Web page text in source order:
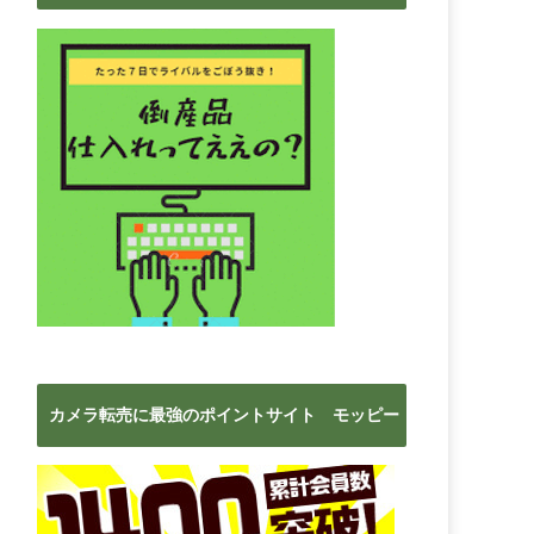
カメラ転売に最強のポイントサイト モッピー